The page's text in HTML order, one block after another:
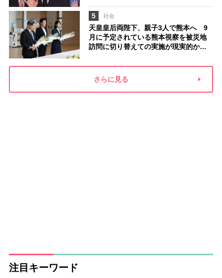
える心遣いに「うれしくて号泣しまし
た」
5 社会
天皇皇后両陛下、親子3人で熊本へ 9
月に予定されている熊本視察を被災地
訪問に切り替えての実施が現実的か
添い方”
さらに見る
注目キーワード